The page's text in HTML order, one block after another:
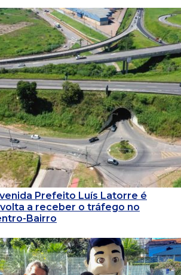
Prefeito Luís Latorre é
a receber o tráfego no
Bairro